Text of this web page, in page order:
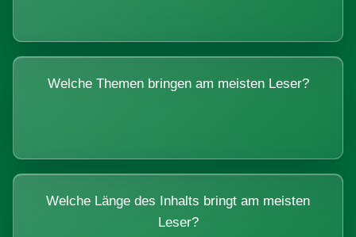
Welche Themen bringen am meisten Leser?
Welche Länge des Inhalts bringt am meisten
Leser?